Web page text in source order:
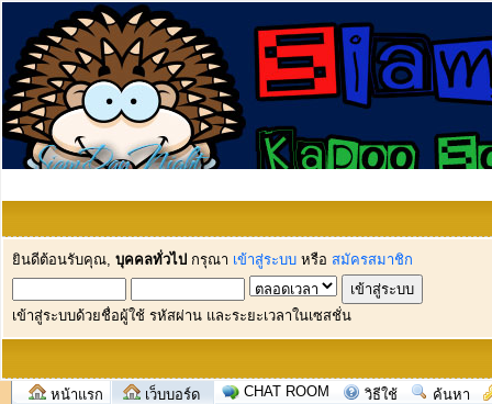
ยินดีต้อนรับคุณ, บุคคลทั่วไป กรุณา เข้าสู่ระบบ หรือ สมัครสมาชิก
เข้าสู่ระบบด้วยชื่อผู้ใช้ รหัสผ่าน และระยะเวลาในเซสชั่น
หน้าแรก เว็บบอร์ด CHAT ROOM วิธีใช้ ค้นหา